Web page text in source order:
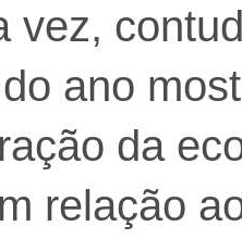
vez,
ano
da
relação